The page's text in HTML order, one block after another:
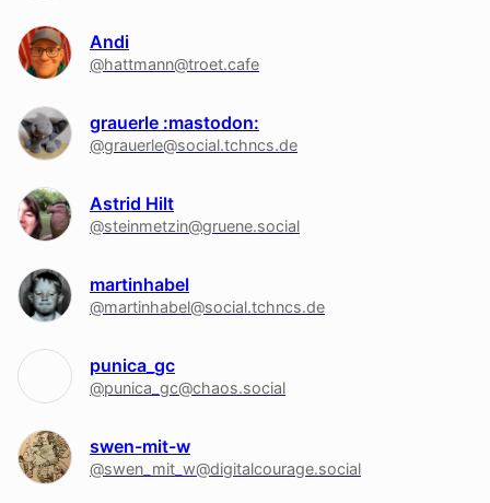
Andi
@hattmann@troet.cafe
grauerle :mastodon:
@grauerle@social.tchncs.de
Astrid Hilt
@steinmetzin@gruene.social
martinhabel
@martinhabel@social.tchncs.de
punica_gc
@punica_gc@chaos.social
swen-mit-w
@swen_mit_w@digitalcourage.social